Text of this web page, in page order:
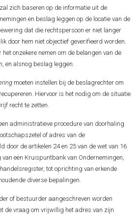
zich baseren op de informatie uit de
en beslag leggen op de locatie van de
dat die rechtspersoon er niet langer
door hem niet objectief geverifieerd worden.
het onzekere nemen om de belangen van de
en alsnog beslag leggen.
moeten instellen bij de beslagrechter om
Hiervoor is het nodig om de situatie
recht te zetten.
administratieve procedure van doorhaling
of adres van de
door de artikelen 24 en 25 van de wet van 16
een Kruispuntbank van Ondernemingen,
tot oprichting van erkende
diverse bepalingen.
of bestuurder aangeschreven worden
de vraag om vrijwillig het adres van zijn